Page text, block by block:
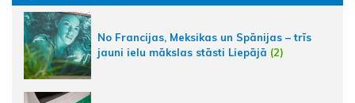
No Francijas, Meksikas un Spānijas – trīs
jauni ielu mākslas stāsti Liepājā (2)